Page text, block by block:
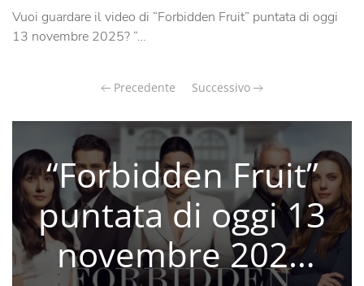
Vuoi guardare il video di “Forbidden Fruit” puntata di oggi
13 novembre 2025? “…
Precedente Successivo
“Forbidden Fruit”
puntata di oggi 13
novembre 2025